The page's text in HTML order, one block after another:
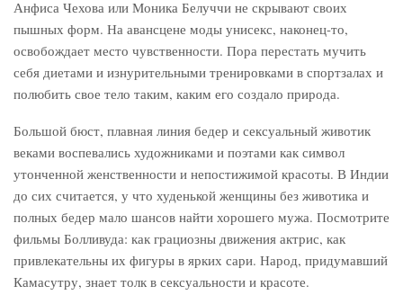
Анфиса Чехова или Моника Белуччи не скрывают своих
пышных форм. На авансцене моды унисекс, наконец-то,
освобождает место чувственности. Пора перестать мучить
себя диетами и изнурительными тренировками в спортзалах и
полюбить свое тело таким, каким его создало природа.
Большой бюст, плавная линия бедер и сексуальный животик
веками воспевались художниками и поэтами как символ
утонченной женственности и непостижимой красоты. В Индии
до сих считается, у что худенькой женщины без животика и
полных бедер мало шансов найти хорошего мужа. Посмотрите
фильмы Болливуда: как грациозны движения актрис, как
привлекательны их фигуры в ярких сари. Народ, придумавший
Камасутру, знает толк в сексуальности и красоте.